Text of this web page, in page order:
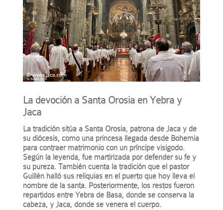
La devoción a Santa Orosia en Yebra y
Jaca
La tradición sitúa a Santa Orosia, patrona de Jaca y de
su diócesis, como una princesa llegada desde Bohemia
para contraer matrimonio con un príncipe visigodo.
Según la leyenda, fue martirizada por defender su fe y
su pureza. También cuenta la tradición que el pastor
Guillén halló sus reliquias en el puerto que hoy lleva el
nombre de la santa. Posteriormente, los restos fueron
repartidos entre Yebra de Basa, donde se conserva la
cabeza, y Jaca, donde se venera el cuerpo.